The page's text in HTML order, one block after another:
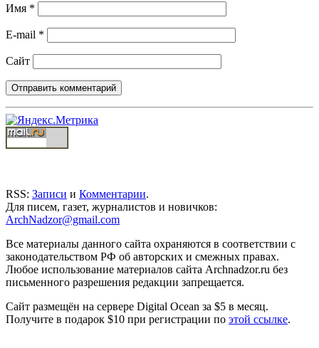
Имя *
E-mail *
Сайт
RSS: Записи и Комментарии.
Для писем, газет, журналистов и новичков:
ArchNadzor@gmail.com
Все материалы данного сайта охраняются в соответствии с
законодательством РФ об авторских и смежных правах.
Любое использование материалов сайта Archnadzor.ru без
письменного разрешения редакции запрещается.
Сайт размещён на сервере Digital Ocean за $5 в месяц.
Получите в подарок $10 при регистрации по этой ссылке.